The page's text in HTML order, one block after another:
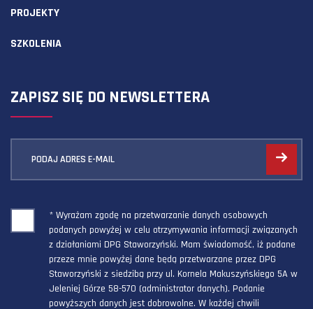
PROJEKTY
SZKOLENIA
ZAPISZ SIĘ DO NEWSLETTERA
PODAJ ADRES E-MAIL
* Wyrażam zgodę na przetwarzanie danych osobowych
podanych powyżej w celu otrzymywania informacji związanych
z działaniami DPG Staworzyński. Mam świadomość, iż podane
przeze mnie powyżej dane będą przetwarzane przez DPG
Staworzyński z siedzibą przy ul. Kornela Makuszyńskiego 5A w
Jeleniej Górze 58-570 (administrator danych). Podanie
powyższych danych jest dobrowolne. W każdej chwili